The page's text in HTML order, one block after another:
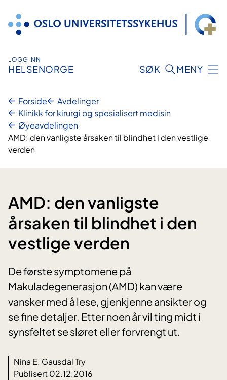
innhold
LOGG INN
HELSENORGE SØK MENY
Forside
Avdelinger
Klinikk for kirurgi og spesialisert medisin
Øyeavdelingen
AMD: den vanligste årsaken til blindhet i den vestlige
verden
AMD: den vanligste
årsaken til blindhet i den
vestlige verden
De første symptomene på
Makuladegenerasjon (AMD) kan være
vansker med å lese, gjenkjenne ansikter og
se fine detaljer. Etter noen år vil ting midt i
synsfeltet se sløret eller forvrengt ut.
Nina E. Gausdal Try
Publisert 02.12.2016